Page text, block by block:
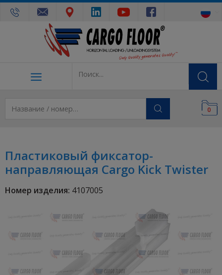
0
Пластиковый фиксатор-
направляющая Cargo Kick Twister
Номер изделия: 4107005